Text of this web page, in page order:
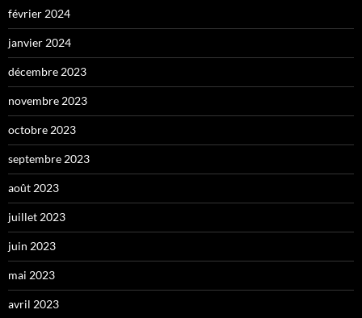
février 2024
janvier 2024
décembre 2023
novembre 2023
octobre 2023
septembre 2023
août 2023
juillet 2023
juin 2023
mai 2023
avril 2023